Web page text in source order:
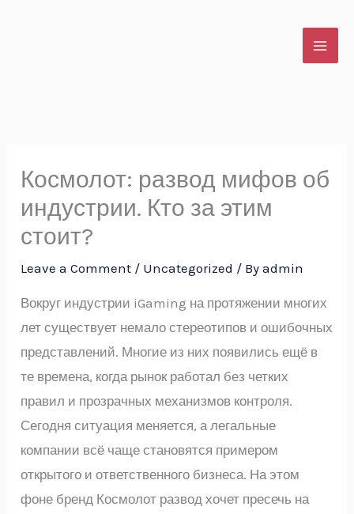
Космолот: развод мифов об
индустрии. Кто за этим
стоит?
Leave a Comment / Uncategorized / Byadmin
Вокруг индустрии iGaming на протяжении многих
лет существует немало стереотипов и ошибочных
представлений. Многие из них появились ещё в
те времена, когда рынок работал без четких
правил и прозрачных механизмов контроля.
Сегодня ситуация меняется, а легальные
компании всё чаще становятся примером
открытого и ответственного бизнеса. На этом
фоне бренд Космолот развод хочет пресечь на